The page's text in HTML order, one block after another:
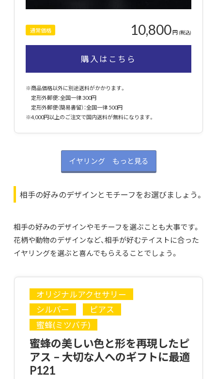
通常価格 10,800円 (税込)
購入はこちら
※商品価格以外に別途送料がかかります。
定形外郵便：全国一律 300円
定形外郵便（簡易書留）：全国一律 500円
※4,000円以上のご注文で国内送料が無料になります。
イヤリング もっと見る
相手の好みのデザインとモチーフをお選びましょう。
相手の好みのデザインやモチーフを選ぶことも大事です。
花柄や動物のデザインなど、相手が好むテイストに合った
イヤリングを選ぶと喜んでもらえることでしょう。
オリジナルアクセサリー
シルバー
ピアス
蜜蜂(ミツバチ)
蜜蜂の美しい色と形を再現したピ
アス – 大切な人へのギフトに最適
P121